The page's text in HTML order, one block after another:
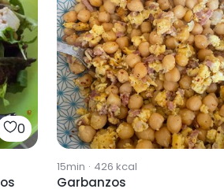
0
15min · 426 kcal
Garbanzos